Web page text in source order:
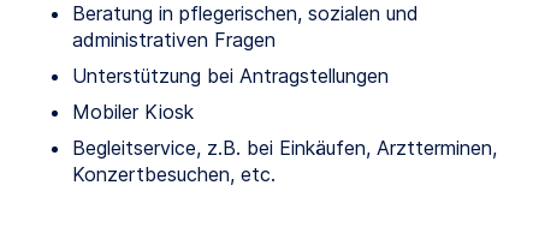
Beratung in pflegerischen, sozialen und
administrativen Fragen
Unterstützung bei Antragstellungen
Mobiler Kiosk
Begleitservice, z.B. bei Einkäufen, Arztterminen,
Konzertbesuchen, etc.